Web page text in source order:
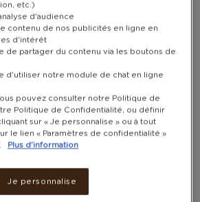
CADEAU FOOT
LOCKER
etc.)
d'audience
contenu de nos publicités en ligne en
d'intérêt
de partager du contenu via les boutons de
d'utiliser notre module de chat en ligne
pouvez consulter notre Politique de
Politique de Confidentialité, ou définir
sur « Je personnalise » ou à tout
le lien « Paramètres de confidentialité »
Plus d'information
Je personnalise